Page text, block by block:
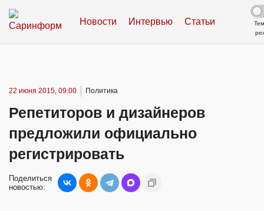
Новости Интервью Статьи
22 июня 2015, 09:00 Политика
Репетиторов и дизайнеров
предложили официально
регистрировать
Поделиться
новостью: